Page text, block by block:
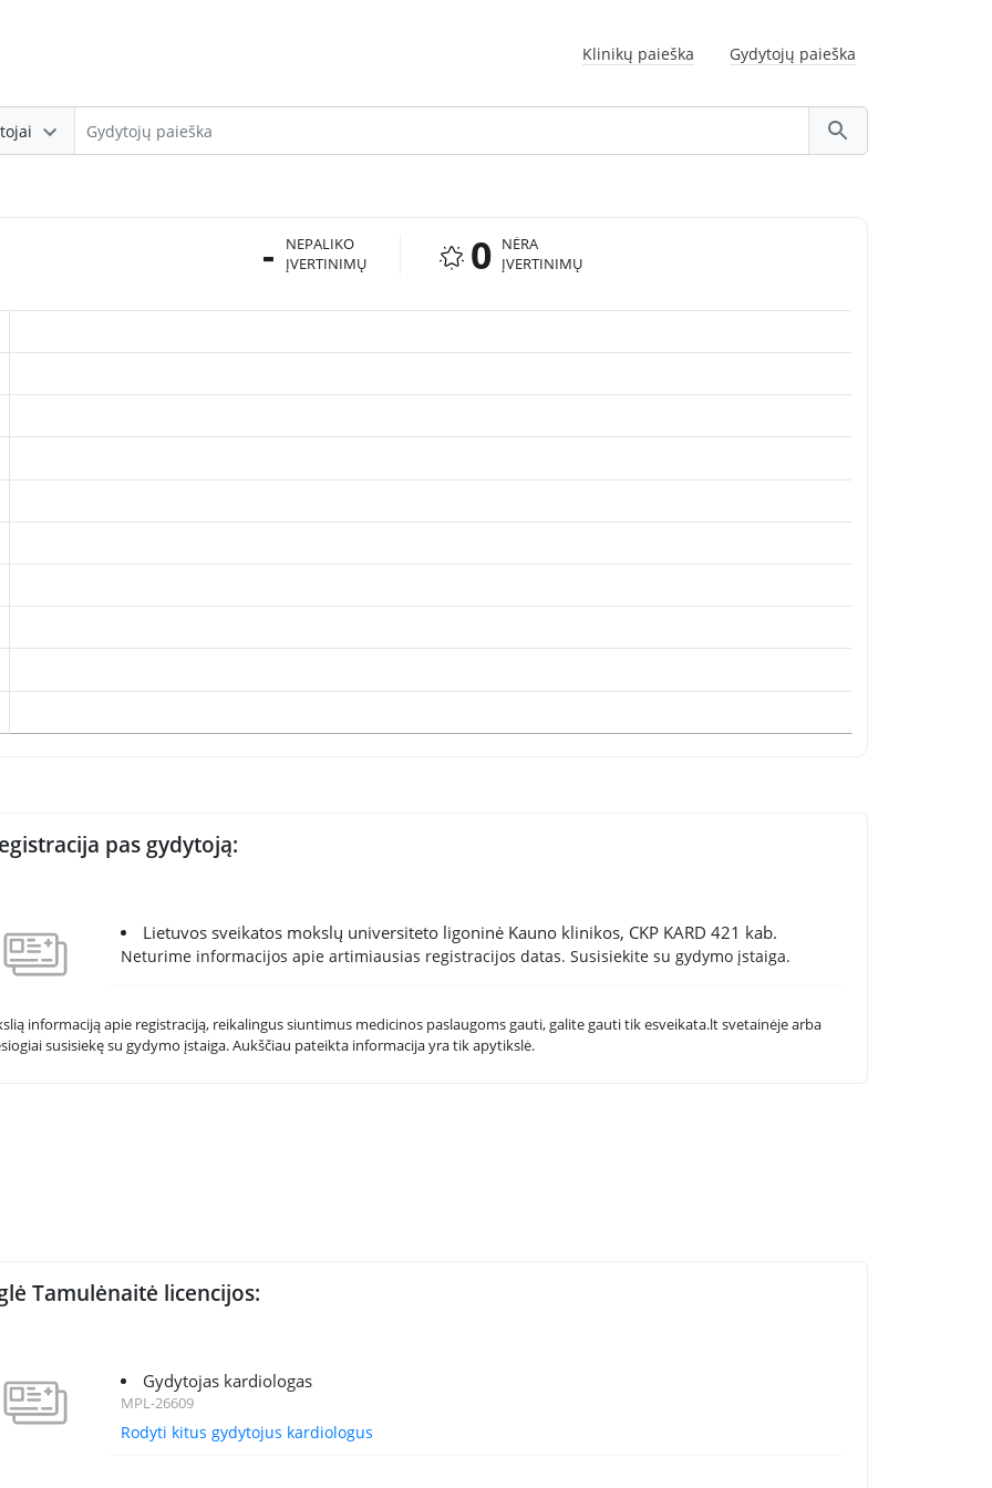
Klinikų paieška Gydytojų paieška
-
NEPALIKO
ĮVERTINIMŲ
0
NĖRA
ĮVERTINIMŲ
pas gydytoją:
Lietuvos sveikatos mokslų universiteto ligoninė Kauno klinikos, CKP KARD 421 kab.
Neturime informacijos apie artimiausias registracijos datas. Susisiekite su gydymo įstaiga.
informaciją apie registraciją, reikalingus siuntimus medicinos paslaugoms gauti, galite gauti tik esveikata.lt svetainėje arba
susisiekę su gydymo įstaiga. Aukščiau pateikta informacija yra tik apytikslė.
Tamulėnaitė licencijos:
Gydytojas kardiologas
MPL-26609
Rodyti kitus gydytojus kardiologus